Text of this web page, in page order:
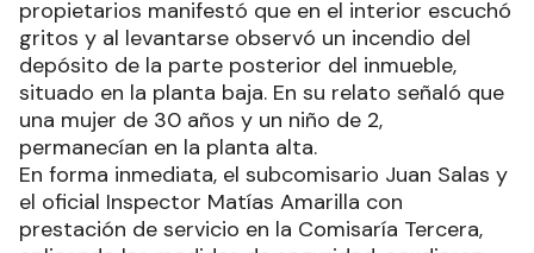
propietarios manifestó que en el interior escuchó
gritos y al levantarse observó un incendio del
depósito de la parte posterior del inmueble,
situado en la planta baja. En su relato señaló que
una mujer de 30 años y un niño de 2,
permanecían en la planta alta.
En forma inmediata, el subcomisario Juan Salas y
el oficial Inspector Matías Amarilla con
prestación de servicio en la Comisaría Tercera,